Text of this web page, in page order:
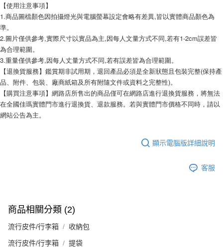
【使用注意事項】
1.商品圖檔顏色因拍攝燈光與電腦螢幕設定會略有差異,皆以實體商品顏色為
準。
2.圖片僅供參考,實際尺寸以實品為主,因每人文量方式不同,若有1-2cm誤差皆
為合理範圍。
3.重量僅供參考,因每人丈量方式不同,若有誤差皆為合理範圍。
【退換貨服務】鑑賞期非試用期，退回產品必須是全新狀態且包裝完整(保持產
品、附件、包裝、廠商紙箱及所有附隨文件或資料之完整性)。
【購買注意事項】網路店所售出的商品僅可在網路店進行退換貨服務，將無法
在全國佳瑪實體門市進行退換貨、退款服務。若與實體門市價格不同時，請以
網站公告為主。
顯示電腦版詳細說明
客服
商品相關分類 (2)
流行皮件/行李箱 收納包
流行皮件/行李箱 提袋